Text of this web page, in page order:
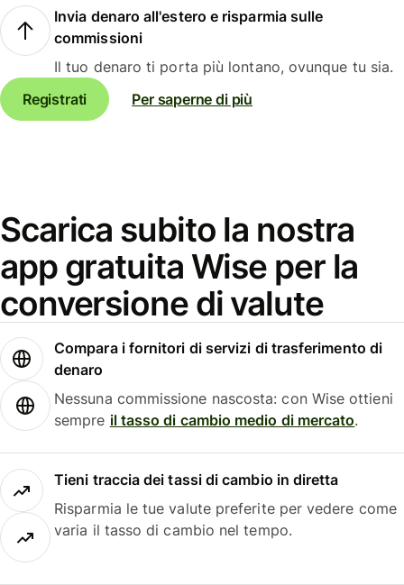
Invia denaro all'estero e risparmia sulle
commissioni
Il tuo denaro ti porta più lontano, ovunque tu sia.
Registrati
Per saperne di più
Scarica subito la nostra
app gratuita Wise per la
conversione di valute
Compara i fornitori di servizi di trasferimento di
denaro
Nessuna commissione nascosta: con Wise ottieni
sempre il tasso di cambio medio di mercato.
Tieni traccia dei tassi di cambio in diretta
Risparmia le tue valute preferite per vedere come
varia il tasso di cambio nel tempo.